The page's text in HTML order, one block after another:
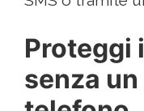
Proteggi
senza